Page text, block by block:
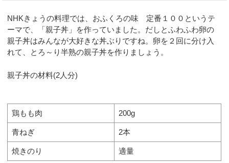
NHKきょうの料理では、おふくろの味 定番１００というテ
ーマで、「親子丼」を作っていました。だしとふわふわ卵の
親子丼はみんなが大好きな丼ぶりですね。卵を２回に分け入
れて、とろ～り半熟の親子丼を作りましょう。
親子丼の材料(2人分)
鶏もも肉 200g
青ねぎ 2本
焼きのり 適量